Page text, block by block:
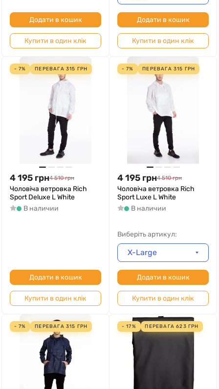
Додати в кошик
Купити в один клік
Додати в кошик
Купити в один клік
- 7% ПЕРЕВАГА315 ГРН
4 195 грн4 510 грн
Чоловіча ветровка Rich
Sport Deluxe L White
В наличии
Додати в кошик
Купити в один клік
- 7% ПЕРЕВАГА315 ГРН
4 195 грн4 510 грн
Чоловіча ветровка Rich
Sport Luxe L White
В наличии
Виберіть артикул:
X-Large
Додати в кошик
Купити в один клік
- 7% ПЕРЕВАГА315 ГРН - 17% ПЕРЕВАГА623 ГРН